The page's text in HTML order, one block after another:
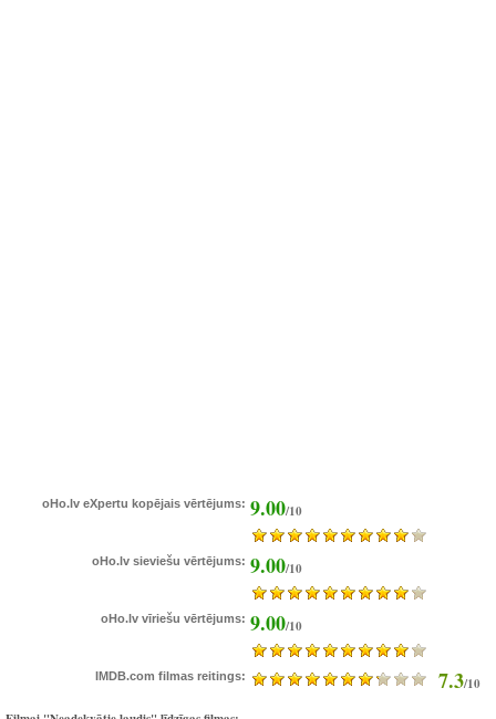
oHo.lv eXpertu kopējais vērtējums: 9.00/10
oHo.lv sieviešu vērtējums: 9.00/10
oHo.lv vīriešu vērtējums: 9.00/10
IMDB.com filmas reitings: 7.3/10